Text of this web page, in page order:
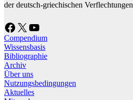
der deutsch-griechischen Verflechtungen
Facebook X YouTube
Compendium
Wissensbasis
Bibliographie
Archiv
Über uns
Nutzungsbedingungen
Aktuelles